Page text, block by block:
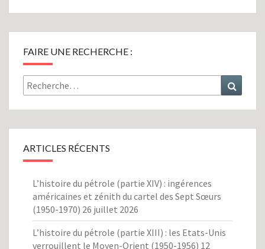
FAIRE UNE RECHERCHE :
Rechercher :
ARTICLES RÉCENTS
L’histoire du pétrole (partie XIV) : ingérences
américaines et zénith du cartel des Sept Sœurs
(1950-1970) 26 juillet 2026
L’histoire du pétrole (partie XIII) : les Etats-Unis
verrouillent le Moyen-Orient (1950-1956) 12